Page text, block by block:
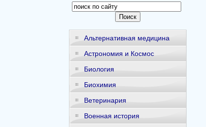
Альтернативная медицина
Астрономия и Космос
Биология
Биохимия
Ветеринария
Военная история